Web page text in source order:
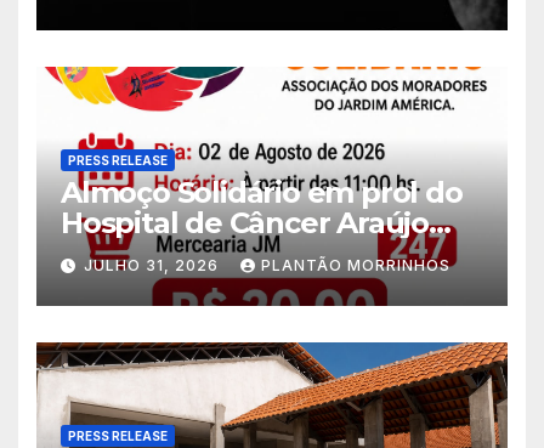
PRESS RELEASE
Almoço Solidário em prol do
Hospital de Câncer Araújo
Jorge é realizado no Jardim
América
JULHO 31, 2026 PLANTÃO MORRINHOS
PRESS RELEASE